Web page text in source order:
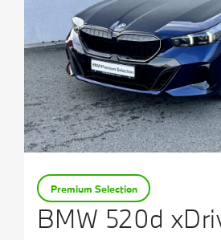
BMW 520d
Premium Selection